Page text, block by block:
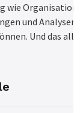
Organisation,
und Analysen
Und das